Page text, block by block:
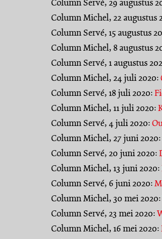
Column Servé, 29 augustus
Column Michel, 22 augustus
Column Servé, 15 augustus
Column Michel, 8 augustus
Column Servé, 1 augustus
Column Michel, 24 juli 2020:
Column Servé, 18 juli 2020:
Column Michel, 11 juli 2020:
Column Servé, 4 juli 2020:
Column Michel, 27 juni 2020:
Column Servé, 20 juni 2020:
Column Michel, 13 juni 2020:
Column Servé, 6 juni 2020:
Column Michel, 30 mei 2020:
Column Servé, 23 mei 2020:
Column Michel, 16 mei 2020: